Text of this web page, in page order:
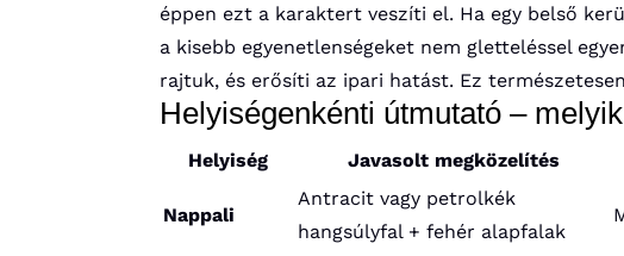
éppen ezt a karaktert veszíti el. Ha egy belső
a kisebb egyenetlenségeket nem gletteléssel
rajtuk, és erősíti az ipari hatást. Ez
Helyiségenkénti útmutató –
Helyiség Javasolt megközelítés
Nappali
Antracit vagy petrolkék
hangsúlyfal + fehér alapfalak